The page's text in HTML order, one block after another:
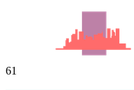
61